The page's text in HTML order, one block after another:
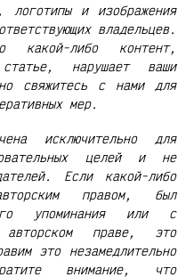
логотипы и изображения
владельцев.
либо контент,
нарушает ваши
свяжитесь с нами для
мер.
исключительно для
целей и не
Если какой-либо
правом, был
упоминания или с
праве, это
это незамедлительно
внимание, что